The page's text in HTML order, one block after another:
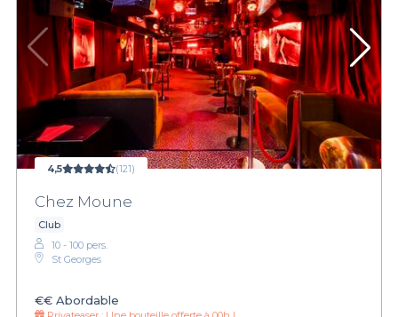
4,5 (121)
Chez Moune
Club
10 - 100 pers.
St Georges
€€ Abordable